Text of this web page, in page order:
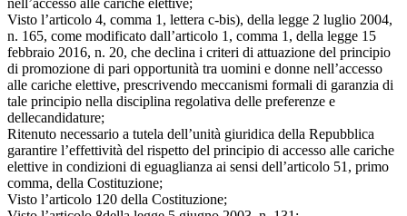
nell’accesso alle cariche elettive;
Visto l’articolo 4, comma 1, lettera c-bis), della legge 2 luglio 2004,
n. 165, come modificato dall’articolo 1, comma 1, della legge 15
febbraio 2016, n. 20, che declina i criteri di attuazione del principio
di promozione di pari opportunità tra uomini e donne nell’accesso
alle cariche elettive, prescrivendo meccanismi formali di garanzia di
tale principio nella disciplina regolativa delle preferenze e
dellecandidature;
Ritenuto necessario a tutela dell’unità giuridica della Repubblica
garantire l’effettività del rispetto del principio di accesso alle cariche
elettive in condizioni di eguaglianza ai sensi dell’articolo 51, primo
comma, della Costituzione;
Visto l’articolo 120 della Costituzione;